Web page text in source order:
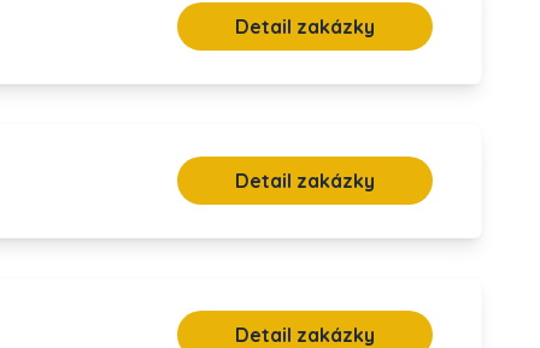
Detail zakázky
Detail zakázky
Detail zakázky